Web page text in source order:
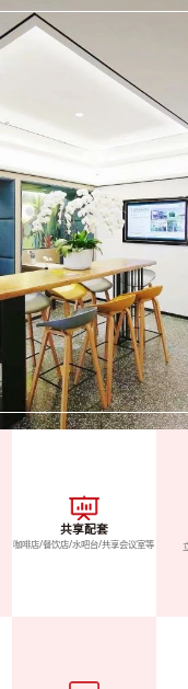
共享配套
咖啡店/餐饮店/水吧台/共享会议室等